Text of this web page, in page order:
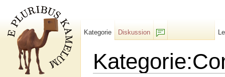
Kategorie
Diskussion